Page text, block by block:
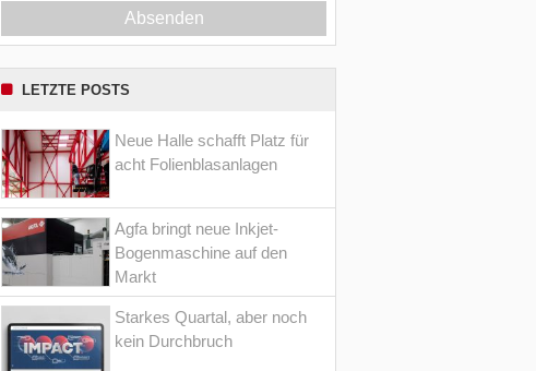
Absenden
LETZTE POSTS
Neue Halle schafft Platz für
acht Folienblasanlagen
Agfa bringt neue Inkjet-
Bogenmaschine auf den
Markt
Starkes Quartal, aber noch
kein Durchbruch